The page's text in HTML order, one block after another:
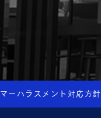
ーハラスメント対応方針